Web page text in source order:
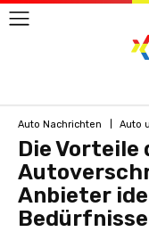
Auto Nachrichten Auto
Die Vorteile
Anbieter